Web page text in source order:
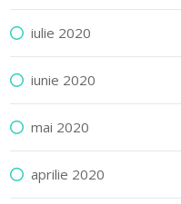
iulie 2020
iunie 2020
mai 2020
aprilie 2020